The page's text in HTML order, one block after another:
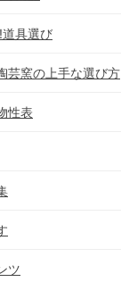
具選び
芸窯の上手な選び方
性表
ツ